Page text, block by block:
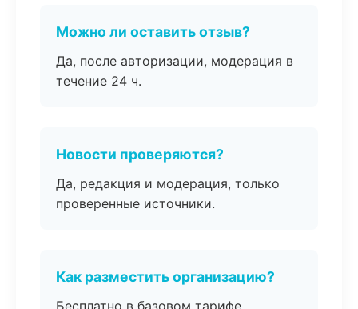
Можно ли оставить отзыв?
Да, после авторизации, модерация в
течение 24 ч.
Новости проверяются?
Да, редакция и модерация, только
проверенные источники.
Как разместить организацию?
Бесплатно в базовом тарифе,